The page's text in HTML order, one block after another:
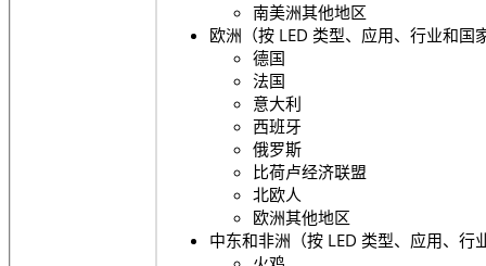
南美洲其他地区
欧洲（按 LED 类型、应用、行业和国
德国
法国
意大利
西班牙
俄罗斯
比荷卢经济联盟
北欧人
欧洲其他地区
中东和非洲（按 LED 类型、应用、行